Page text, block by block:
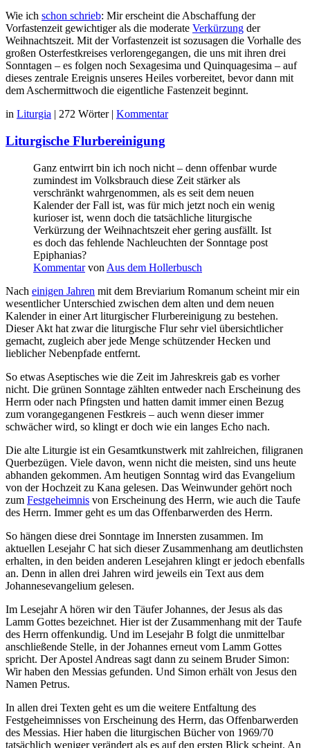
Wie ich schon schrieb: Mir erscheint die Abschaffung der
Vorfastenzeit gewichtiger als die moderate Verkürzung der
Weihnachtszeit. Mit der Vorfastenzeit ist sozusagen die Vorhalle des
großen Osterfestkreises verlorengegangen, die uns mit ihren drei
Sonntagen – es folgen noch Sexagesima und Quinquagesima – auf
dieses zentrale Ereignis unseres Heiles vorbereitet, bevor dann mit
dem Aschermittwoch die eigentliche Fastenzeit beginnt.
in Liturgia | 272 Wörter | Kommentar
Liturgische Flurbereinigung
Ganz entwirrt bin ich noch nicht – denn offenbar wurde
zumindest im Volksbrauch diese Zeit stärker als
verschränkt wahrgenommen, als es seit dem neuen
Kalender der Fall ist, was für mich jetzt noch ein wenig
kurioser ist, wenn doch die tatsächliche liturgische
Verkürzung der Weihnachtszeit eher gering ausfällt. Ist
es doch das fehlende Nachleuchten der Sonntage post
Epiphanias?
Kommentarvon Aus dem Hollerbusch
Nach einigen Jahren mit dem Breviarium Romanum scheint mir ein
wesentlicher Unterschied zwischen dem alten und dem neuen
Kalender in einer Art liturgischer Flurbereinigung zu bestehen.
Dieser Akt hat zwar die liturgische Flur sehr viel übersichtlicher
gemacht, zugleich aber jede Menge schützender Hecken und
lieblicher Nebenpfade entfernt.
So etwas Aseptisches wie die Zeit im Jahreskreis gab es vorher
nicht. Die grünen Sonntage zählten entweder nach Erscheinung des
Herrn oder nach Pfingsten und hatten damit immer einen Bezug
zum vorangegangenen Festkreis – auch wenn dieser immer
schwächer wird, so klingt er doch wie ein langes Echo nach.
Die alte Liturgie ist ein Gesamtkunstwerk mit zahlreichen, filigranen
Querbezügen. Viele davon, wenn nicht die meisten, sind uns heute
abhanden gekommen. Am heutigen Sonntag wird das Evangelium
von der Hochzeit zu Kana gelesen. Das Weinwunder gehört noch
zum Festgeheimnis von Erscheinung des Herrn, wie auch die Taufe
des Herrn. Immer geht es um das Offenbarwerden des Herrn.
So hängen diese drei Sonntage im Innersten zusammen. Im
aktuellen Lesejahr C hat sich dieser Zusammenhang am deutlichsten
erhalten, in den beiden anderen Lesejahren klingt er jedoch ebenfalls
an. Denn in allen drei Jahren wird jeweils ein Text aus dem
Johannesevangelium gelesen.
Im Lesejahr A hören wir den Täufer Johannes, der Jesus als das
Lamm Gottes bezeichnet. Hier ist der Zusammenhang mit der Taufe
des Herrn offenkundig. Und im Lesejahr B folgt die unmittelbar
anschließende Stelle, in der Johannes erneut vom Lamm Gottes
spricht. Der Apostel Andreas sagt dann zu seinem Bruder Simon:
Wir haben den Messias gefunden. Und Simon erhält von Jesus den
Namen Petrus.
In allen drei Texten geht es um die weitere Entfaltung des
Festgeheimnisses von Erscheinung des Herrn, das Offenbarwerden
des Messias. Hier haben die liturgischen Bücher von 1969/70
tatsächlich weniger verändert als es auf den ersten Blick scheint. An